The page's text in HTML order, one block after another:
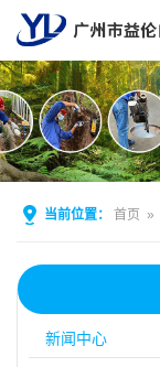
当前位置： 首页 »
新闻中心